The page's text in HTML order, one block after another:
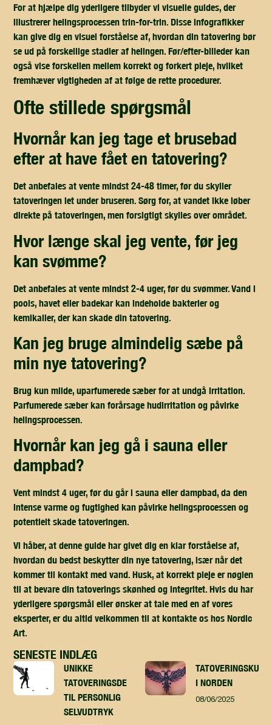
For at hjælpe dig yderligere tilbyder vi visuelle guides, der
illustrerer helingsprocessen trin-for-trin. Disse infografikker
kan give dig en visuel forståelse af, hvordan din tatovering bør
se ud på forskellige stadier af helingen. Før/efter-billeder kan
også vise forskellen mellem korrekt og forkert pleje, hvilket
fremhæver vigtigheden af at følge de rette procedurer.
ofte stillede spørgsmål
hvornår kan jeg tage et brusebad
efter at have fået en tatovering?
Det anbefales at vente mindst 24-48 timer, før du skyller
tatoveringen let under bruseren. Sørg for, at vandet ikke løber
direkte på tatoveringen, men forsigtigt skylles over området.
hvor længe skal jeg vente, før jeg
kan svømme?
Det anbefales at vente mindst 2-4 uger, før du svømmer. Vand i
pools, havet eller badekar kan indeholde bakterier og
kemikalier, der kan skade din tatovering.
kan jeg bruge almindelig sæbe på
min nye tatovering?
Brug kun milde, uparfumerede sæber for at undgå irritation.
Parfumerede sæber kan forårsage hudirritation og påvirke
helingsprocessen.
hvornår kan jeg gå i sauna eller
dampbad?
Vent mindst 4 uger, før du går i sauna eller dampbad, da den
intense varme og fugtighed kan påvirke helingsprocessen og
potentielt skade tatoveringen.
Vi håber, at denne guide har givet dig en klar forståelse af,
hvordan du bedst beskytter din nye tatovering, især når det
kommer til kontakt med vand. Husk, at korrekt pleje er nøglen
til at bevare din tatoverings skønhed og integritet. Hvis du har
yderligere spørgsmål eller ønsker at tale med en af vores
eksperter, er du altid velkommen til at kontakte os hos Nordic
Art.
SENESTE INDLÆG
UNIKKE
TATOVERINGSDESIGN
TIL PERSONLIG
SELVUDTRYK
TATOVERINGSKUNST
I NORDEN
08/06/2025